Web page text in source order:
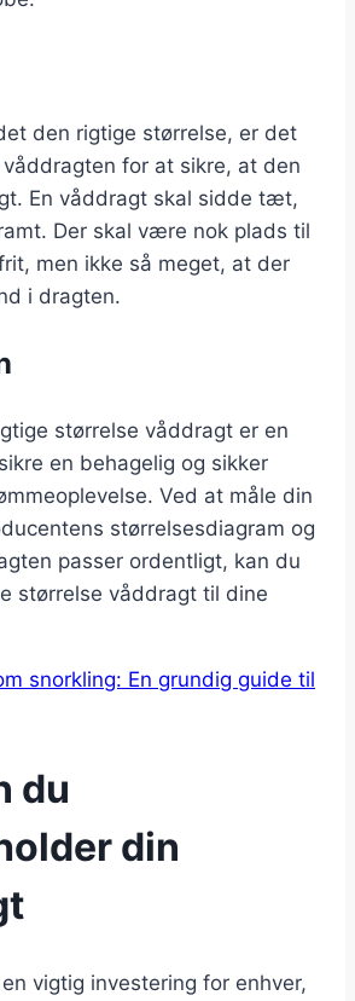
den rigtige størrelse, er det
for at sikre, at den
En våddragt skal sidde tæt,
Der skal være nok plads til
men ikke så meget, at der
i dragten.
størrelse våddragt er en
en behagelig og sikker
Ved at måle din
størrelsesdiagram og
passer ordentligt, kan du
størrelse våddragt til dine
snorkling: En grundig guide til
du
din
vigtig investering for enhver,